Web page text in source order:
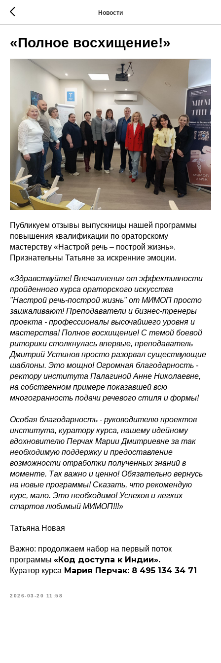
Новости
«Полное восхищение!»
Публикуем отзывы выпускницы нашей программы
повышения квалификации по ораторскому
мастерству «Настрой речь – построй жизнь».
Признательны Татьяне за искренние эмоции.
«Здравствуйте! Впечатления от эффективности
пройденного курса ораторского искусства
"Настрой речь-построй жизнь" от МИМОП просто
зашкаливают! Преподаватели и бизнес-тренеры
проекта - профессионалы высочайшего уровня и
мастерства! Полное восхищение! С темой боевой
риторики столкнулась впервые, преподаватель
Дмитрий Устинов просто разорвал существующие
шаблоны. Это мощно! Огромная благодарность -
ректору института Палагиной Анне Николаевне,
на собственном примере показавшей всю
многогранность подачи речевого стиля и формы!
Особая благодарность - руководителю проектов
института, куратору курса, нашему идейному
вдохновителю Перчак Марии Дмитриевне за так
необходимую поддержку и предоставление
возможности отработки полученных знаний в
моменте. Так важно и ценно! Обязательно вернусь
на новые программы! Сказать, что рекомендую
курс, мало. Это необходимо! Успехов и легких
стартов любимый МИМОП!!!»
Татьяна Новая
Важно: продолжаем набор на первый поток
программы «Код доступа к Индии».
Куратор курса Мария Перчак: 8 495 134 34 71
2026-03-20 11:58